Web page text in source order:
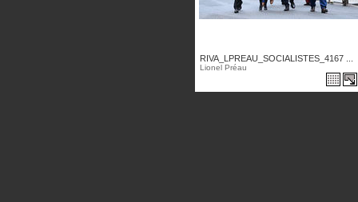
RIVA_LPREAU_SOCIALISTES_4167 ...
Lionel Préau